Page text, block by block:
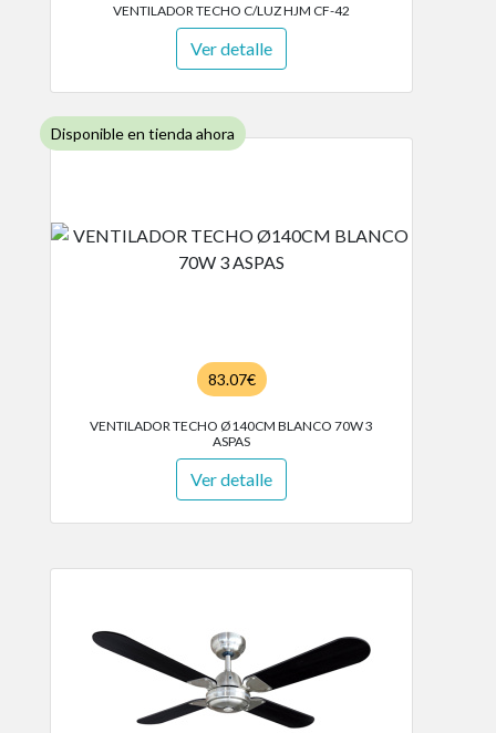
VENTILADOR TECHO C/LUZ HJM CF-42
Ver detalle
Disponible en tienda ahora
83.07€
VENTILADOR TECHO Ø140CM BLANCO 70W 3
ASPAS
Ver detalle